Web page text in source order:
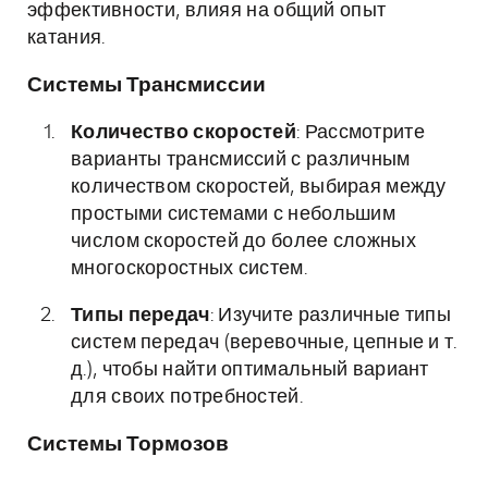
эффективности, влияя на общий опыт
катания.
Системы Трансмиссии
Количество скоростей: Рассмотрите
варианты трансмиссий с различным
количеством скоростей, выбирая между
простыми системами с небольшим
числом скоростей до более сложных
многоскоростных систем.
Типы передач: Изучите различные типы
систем передач (веревочные, цепные и т.
д.), чтобы найти оптимальный вариант
для своих потребностей.
Системы Тормозов